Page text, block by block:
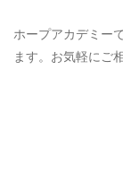
ホープアカデミー
ます。お気軽にご